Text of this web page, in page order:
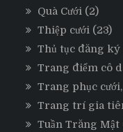
Quà Cưới (2)
Thiệp cưới (23)
Thủ tục đăng
Trang điểm cô
Trang phục cưới,
Trang trí gia
Tuần Trăng Mật